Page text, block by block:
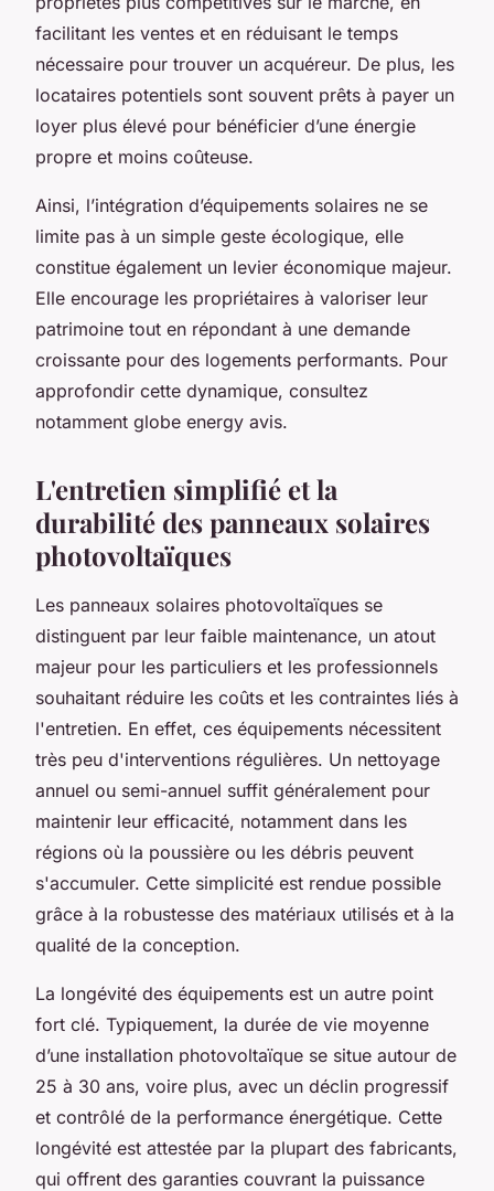
facilitant les ventes et en réduisant le temps
nécessaire pour trouver un acquéreur. De plus, les
locataires potentiels sont souvent prêts à payer un
loyer plus élevé pour bénéficier d’une énergie
propre et moins coûteuse.
Ainsi, l’intégration d’équipements solaires ne se
limite pas à un simple geste écologique, elle
constitue également un levier économique majeur.
Elle encourage les propriétaires à valoriser leur
patrimoine tout en répondant à une demande
croissante pour des logements performants. Pour
approfondir cette dynamique, consultez
notamment globe energy avis.
L'entretien simplifié et la
durabilité des panneaux solaires
photovoltaïques
Les panneaux solaires photovoltaïques se
distinguent par leur faible maintenance, un atout
majeur pour les particuliers et les professionnels
souhaitant réduire les coûts et les contraintes liés à
l'entretien. En effet, ces équipements nécessitent
très peu d'interventions régulières. Un nettoyage
annuel ou semi-annuel suffit généralement pour
maintenir leur efficacité, notamment dans les
régions où la poussière ou les débris peuvent
s'accumuler. Cette simplicité est rendue possible
grâce à la robustesse des matériaux utilisés et à la
qualité de la conception.
La longévité des équipements est un autre point
fort clé. Typiquement, la durée de vie moyenne
d’une installation photovoltaïque se situe autour de
25 à 30 ans, voire plus, avec un déclin progressif
et contrôlé de la performance énergétique. Cette
longévité est attestée par la plupart des fabricants,
qui offrent des garanties couvrant la puissance